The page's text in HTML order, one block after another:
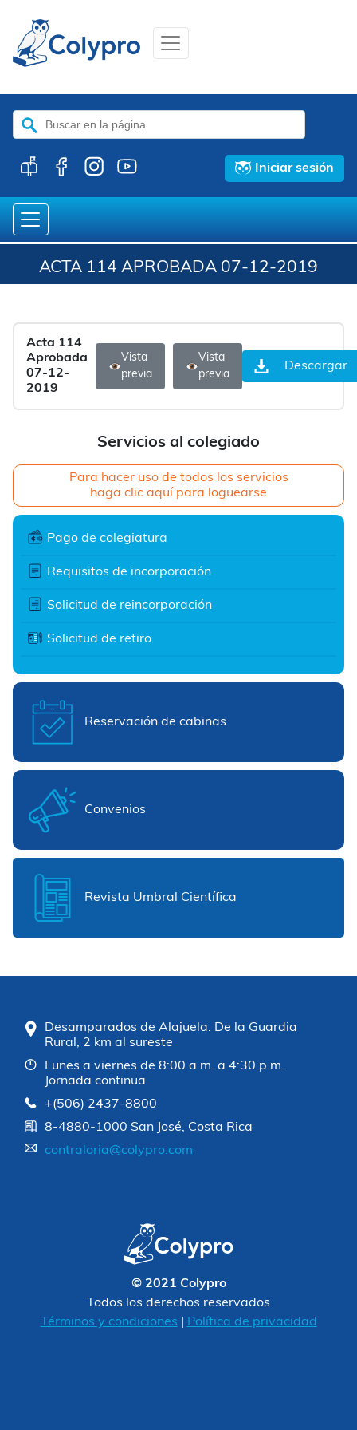
Buscar:
Iniciar sesión
ACTA 114 APROBADA 07-12-2019
Servicios al colegiado
Para hacer uso de todos los servicios
haga clic aquí para loguearse
Pago de colegiatura
Requisitos de incorporación
Solicitud de reincorporación
Solicitud de retiro
Reservación de cabinas
Convenios
Revista Umbral Científica
Acta 114
Aprobada
07-12-
2019
Vista
previa
Vista
previa
Descargar
Desamparados de Alajuela. De la Guardia
Rural, 2 km al sureste
Lunes a viernes de 8:00 a.m. a 4:30 p.m.
Jornada continua
+(506) 2437-8800
8-4880-1000 San José, Costa Rica
contraloria@colypro.com
© 2021 Colypro
Todos los derechos reservados
Términos y condiciones
Política de privacidad